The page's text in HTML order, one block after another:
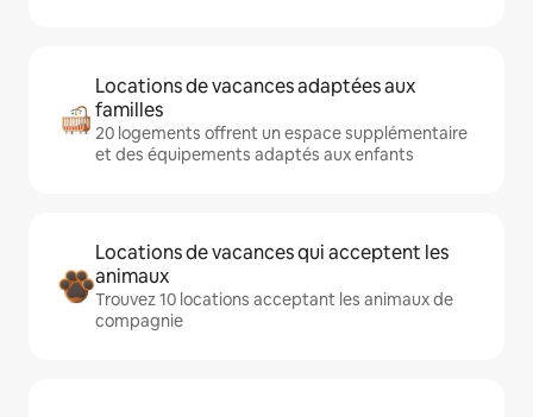
Locations de vacances adaptées aux
familles
20 logements offrent un espace supplémentaire
et des équipements adaptés aux enfants
Locations de vacances qui acceptent les
animaux
Trouvez 10 locations acceptant les animaux de
compagnie